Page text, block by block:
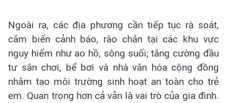
Ngoài ra, các địa phương cần tiếp tục rà soát,
cắm biển cảnh báo, rào chắn tại các khu vực
nguy hiểm như ao hồ, sông suối; tăng cường đầu
tư sân chơi, bể bơi và nhà văn hóa cộng đồng
nhằm tạo môi trường sinh hoạt an toàn cho trẻ
em. Quan trọng hơn cả vẫn là vai trò của gia đình.